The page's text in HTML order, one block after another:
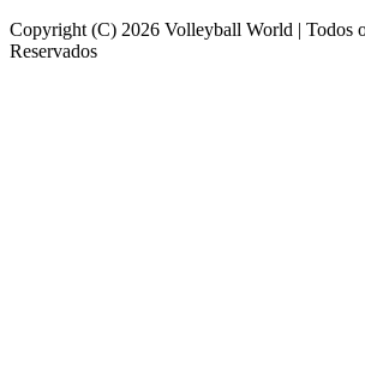
Copyright (C) 2026 Volleyball World | Todos
Reservados